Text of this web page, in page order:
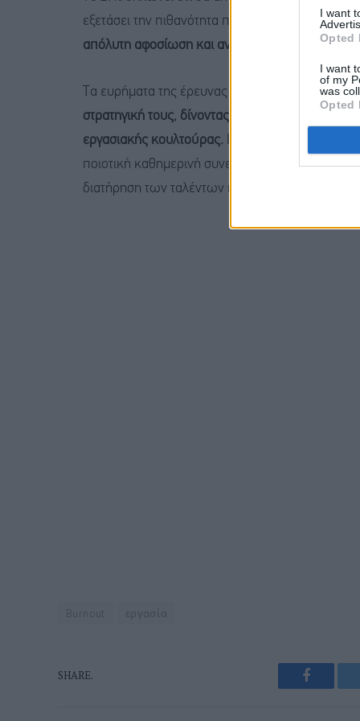
I want
Opted
I want
of my
was
Opted
εξετάσει την πιθανότητα παραμονής εφόσον η
απόλυτη αφοσίωση και αναφέρει ότι θα
Τα ευρήματα της έρευνας αναδεικνύουν την
στρατηγική τους, δίνοντας έμφαση στο
εργασιακής κουλτούρας. Η επένδυση στους
ποιοτική καθημερινή συνεργασία, δεν αποτελεί
διατήρηση των ταλέντων και τη βιώσιμη
εργασία
SHARE.